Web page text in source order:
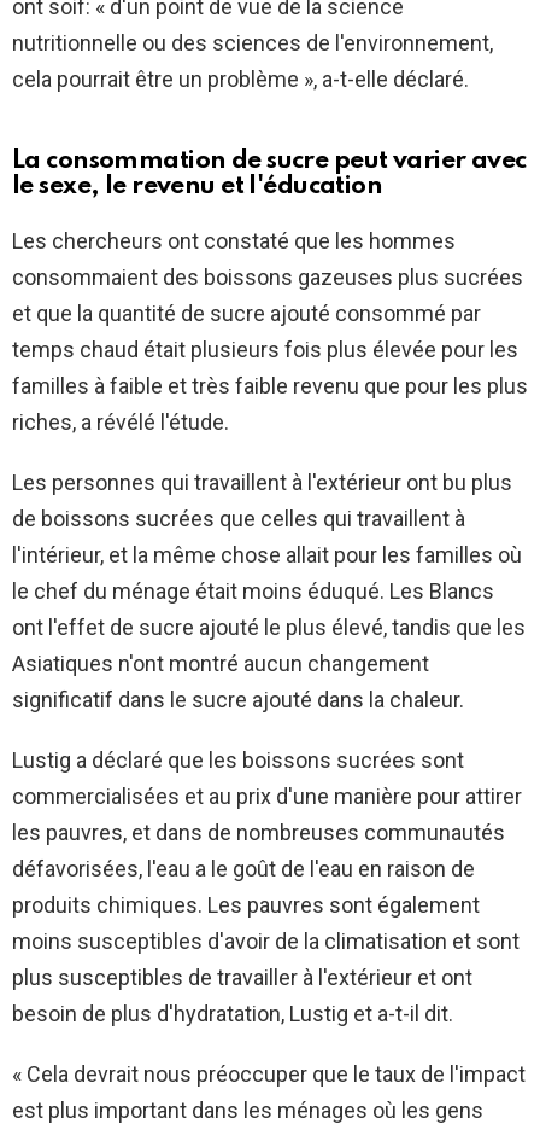
ont soif: « d'un point de vue de la science
nutritionnelle ou des sciences de l'environnement,
cela pourrait être un problème », a-t-elle déclaré.
La consommation de sucre peut varier avec
le sexe, le revenu et l'éducation
Les chercheurs ont constaté que les hommes
consommaient des boissons gazeuses plus sucrées
et que la quantité de sucre ajouté consommé par
temps chaud était plusieurs fois plus élevée pour les
familles à faible et très faible revenu que pour les plus
riches, a révélé l'étude.
Les personnes qui travaillent à l'extérieur ont bu plus
de boissons sucrées que celles qui travaillent à
l'intérieur, et la même chose allait pour les familles où
le chef du ménage était moins éduqué. Les Blancs
ont l'effet de sucre ajouté le plus élevé, tandis que les
Asiatiques n'ont montré aucun changement
significatif dans le sucre ajouté dans la chaleur.
Lustig a déclaré que les boissons sucrées sont
commercialisées et au prix d'une manière pour attirer
les pauvres, et dans de nombreuses communautés
défavorisées, l'eau a le goût de l'eau en raison de
produits chimiques. Les pauvres sont également
moins susceptibles d'avoir de la climatisation et sont
plus susceptibles de travailler à l'extérieur et ont
besoin de plus d'hydratation, Lustig et a-t-il dit.
« Cela devrait nous préoccuper que le taux de l'impact
est plus important dans les ménages où les gens